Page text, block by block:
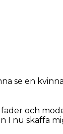
se en
och
I nu skaffa